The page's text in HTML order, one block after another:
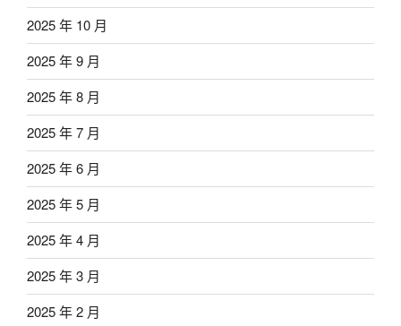
2025 年 10 月
2025 年 9 月
2025 年 8 月
2025 年 7 月
2025 年 6 月
2025 年 5 月
2025 年 4 月
2025 年 3 月
2025 年 2 月